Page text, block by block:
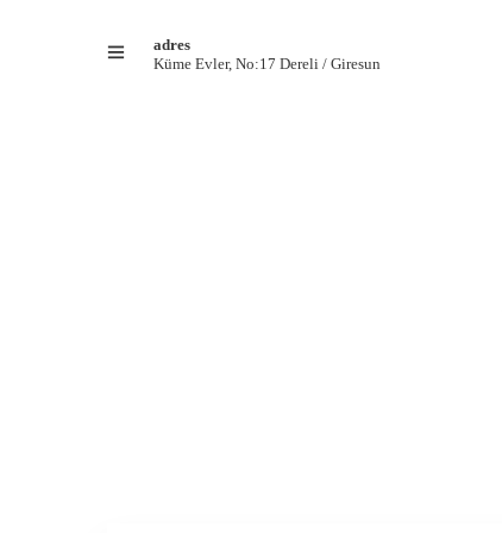
adres
Küme Evler, No:17 Dereli / Giresun